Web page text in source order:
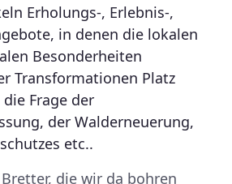
Erholungs-, Erlebnis-,
in denen die lokalen
Besonderheiten
Transformationen Platz
Frage der
der Walderneuerung,
etc..
die wir da bohren